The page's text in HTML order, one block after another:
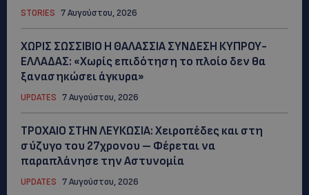
STORIES 7 Αυγούστου, 2026
ΧΩΡΙΣ ΣΩΣΣΙΒΙΟ Η ΘΑΛΑΣΣΙΑ ΣΥΝΔΕΣΗ ΚΥΠΡΟΥ-
ΕΛΛΑΔΑΣ: «Χωρίς επιδότηση το πλοίο δεν θα
ξανασηκώσει άγκυρα»
UPDATES 7 Αυγούστου, 2026
ΤΡΟΧΑΙΟ ΣΤΗΝ ΛΕΥΚΩΣΙΑ: Χειροπέδες και στη
σύζυγο του 27χρονου – Φέρεται να
παραπλάνησε την Αστυνομία
UPDATES 7 Αυγούστου, 2026